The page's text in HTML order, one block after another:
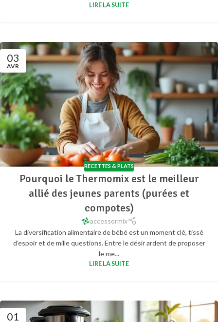
LIRE LA SUITE
03
AVR
RECETTES & PLATS
Pourquoi le Thermomix est le meilleur
allié des jeunes parents (purées et
compotes)
accessormix
La diversification alimentaire de bébé est un moment clé, tissé
d’espoir et de mille questions. Entre le désir ardent de proposer
le me...
LIRE LA SUITE
01